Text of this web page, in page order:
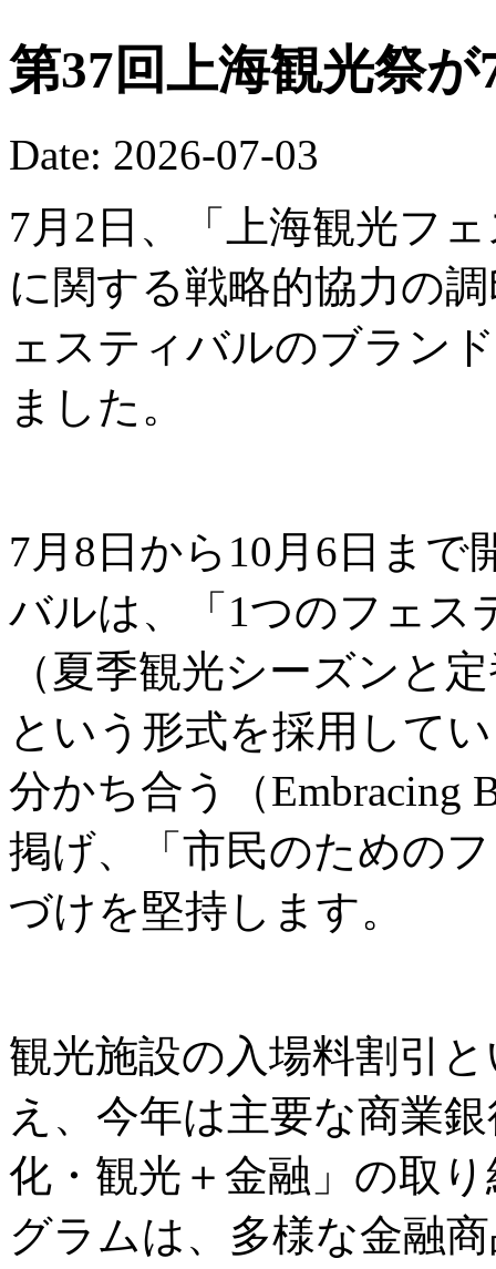
第37回上海観光祭
Date: 2026-07-03
7月2日、「上海観光フ
に関する戦略的協力の
ェスティバルのブラン
ました。
7月8日から10月6日ま
バルは、「1つのフェス
（夏季観光シーズンと
という形式を採用して
分かち合う（Embracing
掲げ、「市民のための
づけを堅持します。
観光施設の入場料割引
え、今年は主要な商業
化・観光＋金融」の取
グラムは、多様な金融